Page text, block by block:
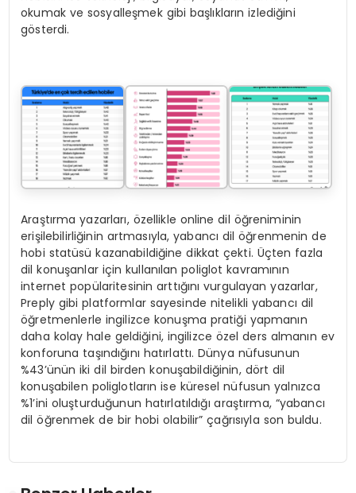
okumak ve sosyalleşmek gibi başlıkların izlediğini
gösterdi.
Araştırma yazarları, özellikle online dil öğreniminin
erişilebilirliğinin artmasıyla, yabancı dil öğrenmenin de
hobi statüsü kazanabildiğine dikkat çekti. Üçten fazla
dil konuşanlar için kullanılan poliglot kavramının
internet popülaritesinin arttığını vurgulayan yazarlar,
Preply gibi platformlar sayesinde nitelikli yabancı dil
öğretmenlerle ingilizce konuşma pratiği yapmanın
daha kolay hale geldiğini, ingilizce özel ders almanın ev
konforuna taşındığını hatırlattı. Dünya nüfusunun
%43’ünün iki dil birden konuşabildiğinin, dört dil
konuşabilen poliglotların ise küresel nüfusun yalnızca
%1’ini oluşturduğunun hatırlatıldığı araştırma, “yabancı
dil öğrenmek de bir hobi olabilir” çağrısıyla son buldu.